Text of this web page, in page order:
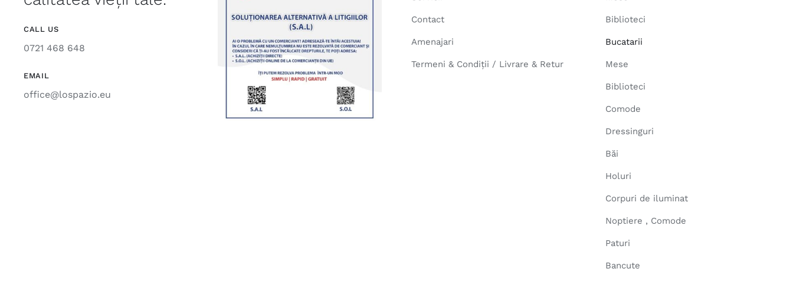
CALL US
0721 468 648
EMAIL
office@lospazio.eu
Contact
Amenajari
Termeni & Condiții / Livrare & Retur
Biblioteci
Bucatarii
Mese
Biblioteci
Comode
Dressinguri
Băi
Holuri
Corpuri de iluminat
Noptiere , Comode
Paturi
Bancute